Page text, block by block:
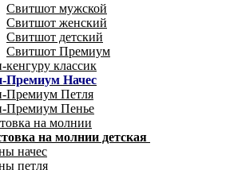
Свитшот мужской
Свитшот женский
Свитшот детский
Свитшот Премиум
кенгуру классик
Премиум Начес
Премиум Петля
Премиум Пенье
на молнии
на молнии детская
начес
петля